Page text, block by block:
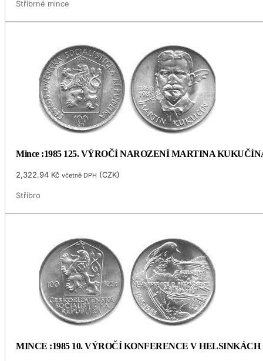
Stříbrné mince
Mince :1985 125. VÝROČÍ NAROZENÍ MARTINA
2,322.94 Kč včetně DPH (CZK)
Stříbro
MINCE :1985 10. VÝROČÍ KONFERENCE V HELSINKÁCH